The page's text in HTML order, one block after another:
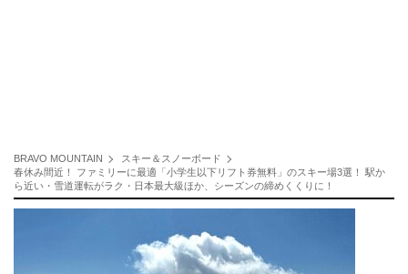
BRAVO MOUNTAIN
スキー＆スノーボード
春休み間近！ ファミリーに最適「小学生以下リフト券無料」のスキー場3選！ 駅か
ら近い・雪道運転がラク・日本最大級ほか、シーズンの締めくくりに！